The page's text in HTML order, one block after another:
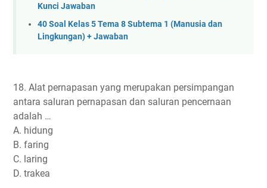
Kunci Jawaban
40 Soal Kelas 5 Tema 8 Subtema 1 (Manusia dan
Lingkungan) + Jawaban
18. Alat pernapasan yang merupakan persimpangan
antara saluran pernapasan dan saluran pencernaan
adalah …
A. hidung
B. faring
C. laring
D. trakea